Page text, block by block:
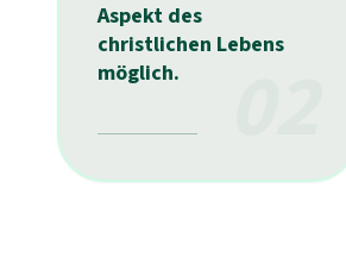
Aspekt des
christlichen Lebens
möglich.